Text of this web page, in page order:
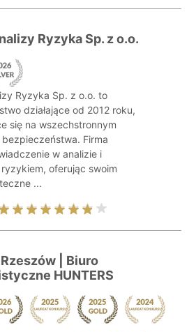
Ryzyka Sp. z o.o.
Ryzyka Sp. z o.o. to
działające od 2012 roku,
się na wszechstronnym
Firma
w analizie i
oferując swoim
...
| Biuro
HUNTERS